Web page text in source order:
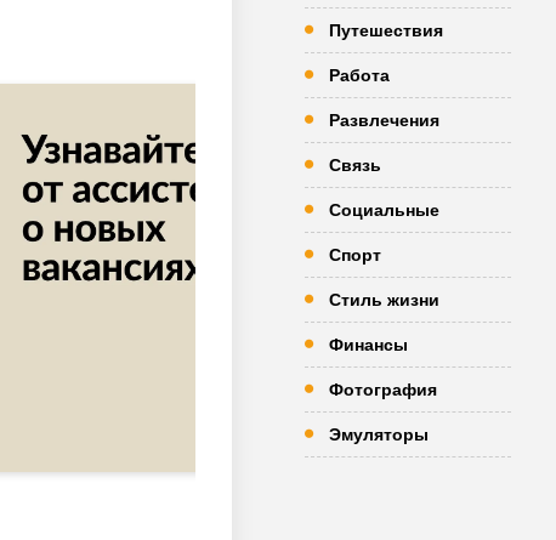
Путешествия
Работа
Развлечения
Связь
Социальные
Спорт
Стиль жизни
Финансы
Фотография
Эмуляторы